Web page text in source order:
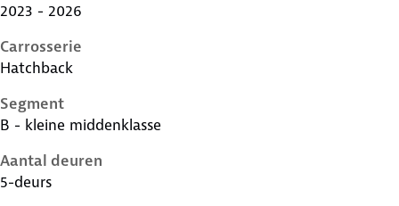
2023 - 2026
Carrosserie
Hatchback
Segment
B - kleine middenklasse
Aantal deuren
5-deurs